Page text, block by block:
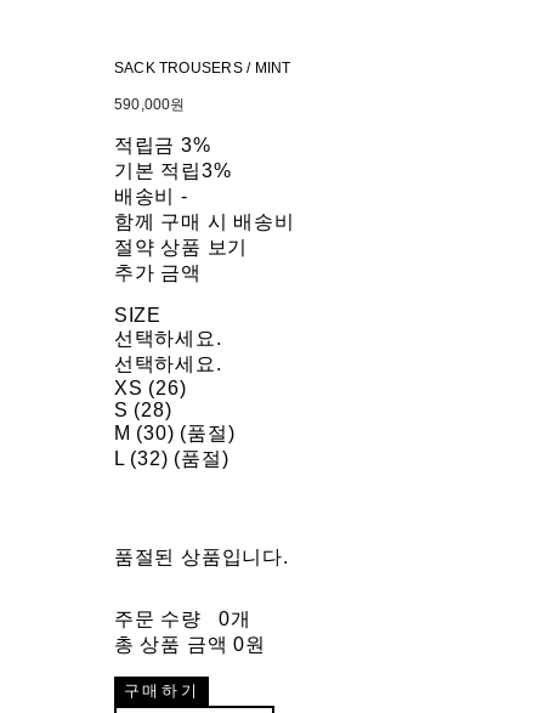
SACK TROUSERS / MINT
590,000원
적립금 3%
기본 적립3%
배송비 -
함께 구매 시 배송비
절약 상품 보기
추가 금액
SIZE
선택하세요.
선택하세요.
XS (26)
S (28)
M (30) (품절)
L (32) (품절)
품절된 상품입니다.
주문 수량
0개
총 상품 금액 0원
구매하기